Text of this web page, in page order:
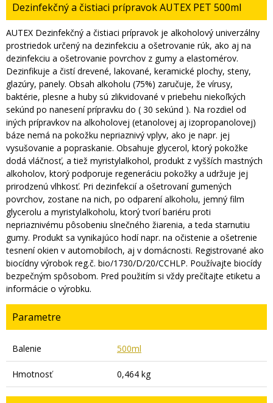
Dezinfekčný a čistiaci prípravok AUTEX PET 500ml
AUTEX Dezinfekčný a čistiaci prípravok je alkoholový univerzálny
prostriedok určený na dezinfekciu a ošetrovanie rúk, ako aj na
dezinfekciu a ošetrovanie povrchov z gumy a elastomérov.
Dezinfikuje a čistí drevené, lakované, keramické plochy, steny,
glazúry, panely. Obsah alkoholu (75%) zaručuje, že vírusy,
baktérie, plesne a huby sú zlikvidované v priebehu niekoľkých
sekúnd po nanesení prípravku do ( 30 sekúnd ). Na rozdiel od
iných prípravkov na alkoholovej (etanolovej aj izopropanolovej)
báze nemá na pokožku nepriaznivý vplyv, ako je napr. jej
vysušovanie a popraskanie. Obsahuje glycerol, ktorý pokožke
dodá vláčnosť, a tiež myristylalkohol, produkt z vyšších mastných
alkoholov, ktorý podporuje regeneráciu pokožky a udržuje jej
prirodzenú vlhkosť. Pri dezinfekcií a ošetrovaní gumených
povrchov, zostane na nich, po odparení alkoholu, jemný film
glycerolu a myristylalkoholu, ktorý tvorí bariéru proti
nepriaznivému pôsobeniu slnečného žiarenia, a teda starnutiu
gumy. Produkt sa vynikajúco hodí napr. na očistenie a ošetrenie
tesnení okien v automobiloch, aj v domácnosti. Registrované ako
biocídny výrobok reg.č. bio/1730/D/20/CCHLP. Používajte biocídy
bezpečným spôsobom. Pred použitím si vždy prečítajte etiketu a
informácie o výrobku.
Parametre
Balenie 500ml
Hmotnosť 0,464 kg